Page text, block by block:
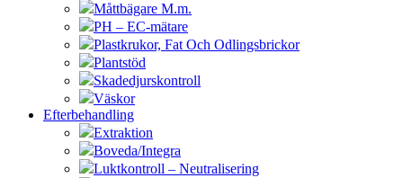
Måttbägare M.m.
PH – EC-mätare
Plastkrukor, Fat Och Odlingsbrickor
Plantstöd
Skadedjurskontroll
Väskor
Efterbehandling
Extraktion
Boveda/Integra
Luktkontroll – Neutralisering